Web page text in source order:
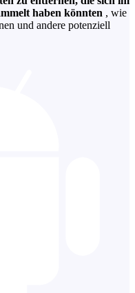
haben könnten , wie
und andere potenziell